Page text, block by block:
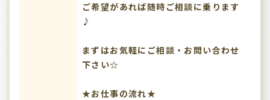
ご希望があれば随時ご相談に乗ります
♪
まずはお気軽にご相談・お問い合わせ
下さい☆
★お仕事の流れ★